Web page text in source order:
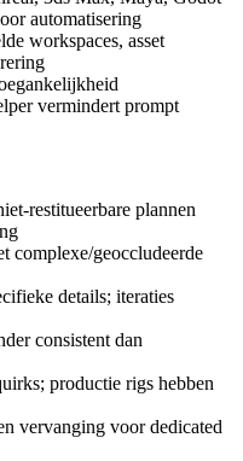
automatisering
workspaces, asset
vermindert prompt
restitueerbare plannen
complexe/geoccludeerde
details; iteraties
consistent dan
productie rigs hebben
vervanging voor dedicated